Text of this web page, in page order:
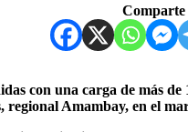
Comparte
Amambay, en el